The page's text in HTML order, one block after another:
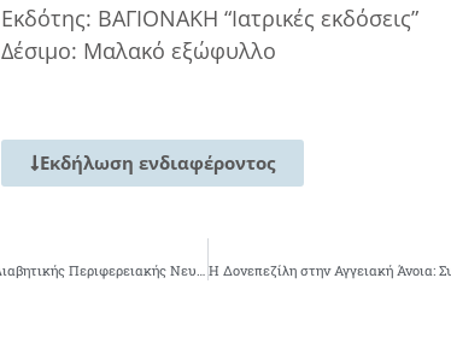
Εκδότης: ΒΑΓΙΟΝΑΚΗ “Ιατρικές εκδόσεις”
Δέσιμο: Μαλακό εξώφυλλο
Εκδήλωση ενδιαφέροντος
Η Πρεγκαμπαλίνη στη Θεραπεία της Επώδυνης Διαβητικής Περιφερειακής Νευροπάθειας